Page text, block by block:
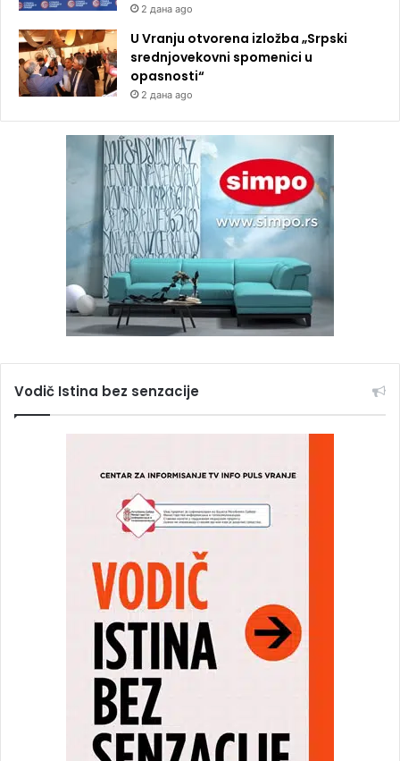
2 дана ago
U Vranju otvorena izložba „Srpski
srednjovekovni spomenici u
opasnosti“
2 дана ago
Vodič Istina bez senzacije